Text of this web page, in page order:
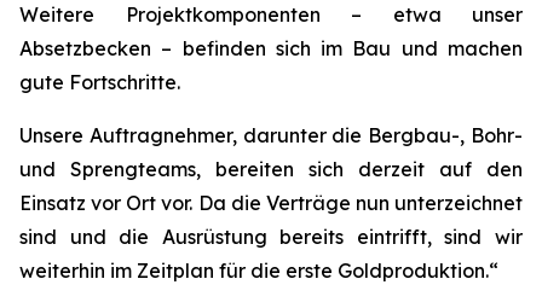
Weitere Projektkomponenten – etwa unser
Absetzbecken – befinden sich im Bau und machen
gute Fortschritte.
Unsere Auftragnehmer, darunter die Bergbau-, Bohr-
und Sprengteams, bereiten sich derzeit auf den
Einsatz vor Ort vor. Da die Verträge nun unterzeichnet
sind und die Ausrüstung bereits eintrifft, sind wir
weiterhin im Zeitplan für die erste Goldproduktion.“